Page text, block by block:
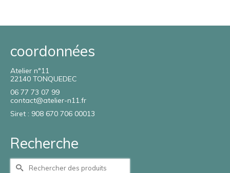
coordonnées
Atelier n°11
22140 TONQUEDEC
06 77 73 07 99
contact@atelier-n11.fr
Siret : 908 670 706 00013
Recherche
Rechercher :